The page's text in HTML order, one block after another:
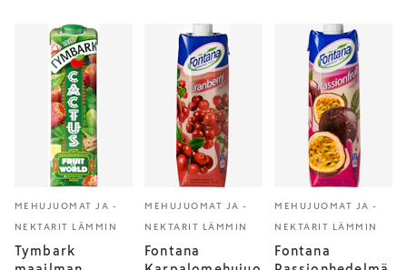
MEHUJUOMAT JA -
NEKTARIT LÄMMIN
Tymbark
MEHUJUOMAT JA -
NEKTARIT LÄMMIN
Fontana
MEHUJUOMAT JA -
NEKTARIT LÄMMIN
Fontana